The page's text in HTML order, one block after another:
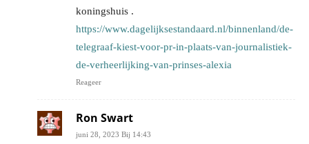
koningshuis .
https://www.dagelijksestandaard.nl/binnenland/de-
telegraaf-kiest-voor-pr-in-plaats-van-journalistiek-
de-verheerlijking-van-prinses-alexia
Reageer
Ron Swart
juni 28, 2023 Bij 14:43